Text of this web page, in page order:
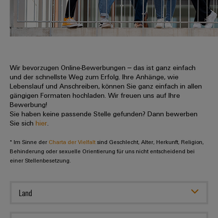
erlebbar
werden.
Datencenter
Produkte
für
Rechenzentren
–
effizient,
zuverlässig,
skalierbar
Energiespeicher
Lösungen
und
Anschlusstechnologie
DC-
u-
OS
Edge
Computing
Industrial
5G
Single
Leiterplattenklemmen
Gehäusesysteme
komponenten
Kabeleinführungssysteme
und
-
komponenten
Anschlussleitungen,
Patchkabel
Fast
Delivery
Beratung
und
digitale
Planung
easyConnect
-
Ihre
uns
Promotionfahrzeug
Distribution
Info
für
unsere
Partner
Vertrieb
Weidmüller
Zahlen
Unser
Vorstand
Nachhaltigkeit
Academy
People
Karriere
Stellen
für
Berufserfahrene
Für
Studierende
Werkstudententätigkeiten
Praktika
Abschlussarbeiten
Wir bevorzugen Online-Bewerbungen – das ist ganz einfach
und der schnellste Weg zum Erfolg. Ihre Anhänge, wie
Lebenslauf und Anschreiben, können Sie ganz einfach in allen
gängigen Formaten hochladen. Wir freuen uns auf Ihre
Bewerbung!
Sie haben keine passende Stelle gefunden? Dann bewerben
Sie sichhier
* Im Sinne der Charta der Vielfalt sind Geschlecht, Alter, Herkunft, Religion,
Behinderung oder sexuelle Orientierung für uns nicht entscheidend bei
einer Stellenbesetzung.
Land